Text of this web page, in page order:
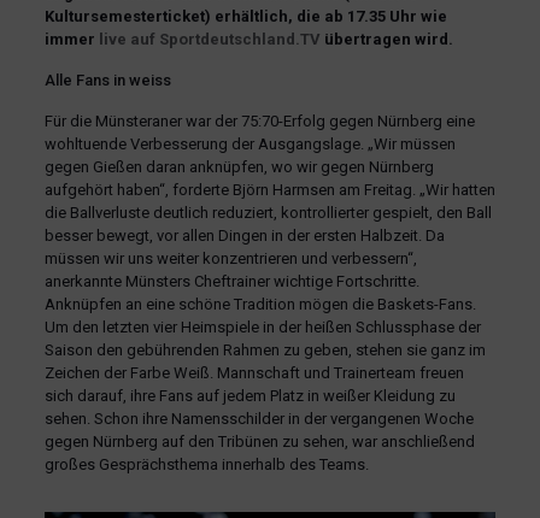
Kultursemesterticket) erhältlich, die ab 17.35 Uhr wie
immer live auf Sportdeutschland.TV übertragen wird.
Alle Fans in weiss
Für die Münsteraner war der 75:70-Erfolg gegen Nürnberg eine
wohltuende Verbesserung der Ausgangslage. „Wir müssen
gegen Gießen daran anknüpfen, wo wir gegen Nürnberg
aufgehört haben“, forderte Björn Harmsen am Freitag. „Wir hatten
die Ballverluste deutlich reduziert, kontrollierter gespielt, den Ball
besser bewegt, vor allen Dingen in der ersten Halbzeit. Da
müssen wir uns weiter konzentrieren und verbessern“,
anerkannte Münsters Cheftrainer wichtige Fortschritte.
Anknüpfen an eine schöne Tradition mögen die Baskets-Fans.
Um den letzten vier Heimspiele in der heißen Schlussphase der
Saison den gebührenden Rahmen zu geben, stehen sie ganz im
Zeichen der Farbe Weiß. Mannschaft und Trainerteam freuen
sich darauf, ihre Fans auf jedem Platz in weißer Kleidung zu
sehen. Schon ihre Namensschilder in der vergangenen Woche
gegen Nürnberg auf den Tribünen zu sehen, war anschließend
großes Gesprächsthema innerhalb des Teams.